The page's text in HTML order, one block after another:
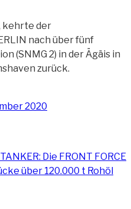
kehrte der
nach über fünf
(SNMG 2) in der Ägäis in
zurück.
2020